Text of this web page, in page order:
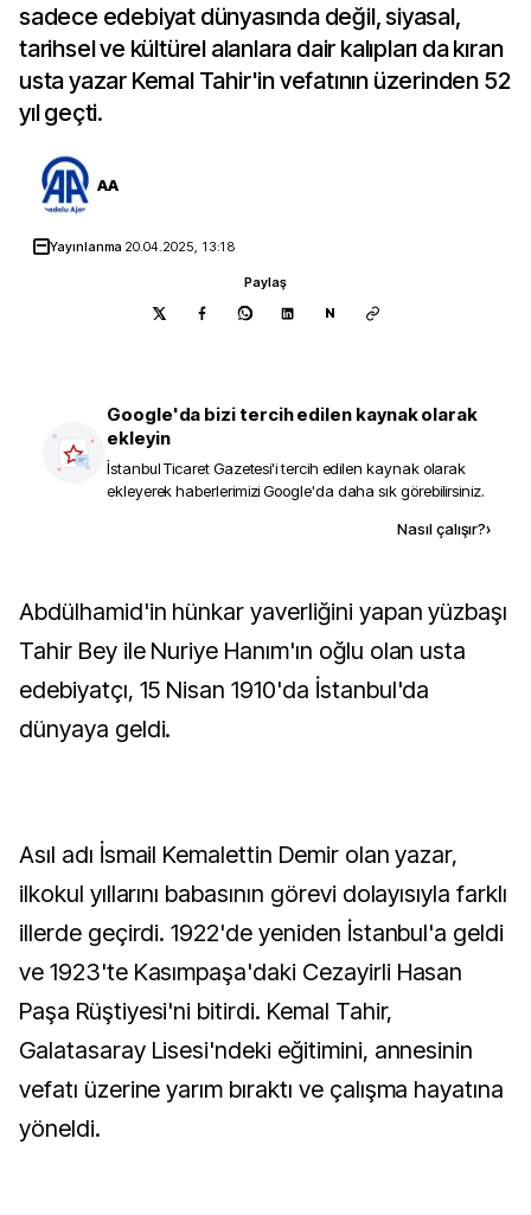
sadece edebiyat dünyasında değil, siyasal,
tarihsel ve kültürel alanlara dair kalıpları da kıran
usta yazar Kemal Tahir'in vefatının üzerinden 52
yıl geçti.
AA
Yayınlanma 20.04.2025, 13:18
Paylaş
N
Google'da bizi tercih edilen kaynak olarak
ekleyin
İstanbul Ticaret Gazetesi'i tercih edilen kaynak olarak
ekleyerek haberlerimizi Google'da daha sık görebilirsiniz.
Nasıl çalışır?›
Abdülhamid'in hünkar yaverliğini yapan yüzbaşı
Tahir Bey ile Nuriye Hanım'ın oğlu olan usta
edebiyatçı, 15 Nisan 1910'da İstanbul'da
dünyaya geldi.
Asıl adı İsmail Kemalettin Demir olan yazar,
ilkokul yıllarını babasının görevi dolayısıyla farklı
illerde geçirdi. 1922'de yeniden İstanbul'a geldi
ve 1923'te Kasımpaşa'daki Cezayirli Hasan
Paşa Rüştiyesi'ni bitirdi. Kemal Tahir,
Galatasaray Lisesi'ndeki eğitimini, annesinin
vefatı üzerine yarım bıraktı ve çalışma hayatına
yöneldi.